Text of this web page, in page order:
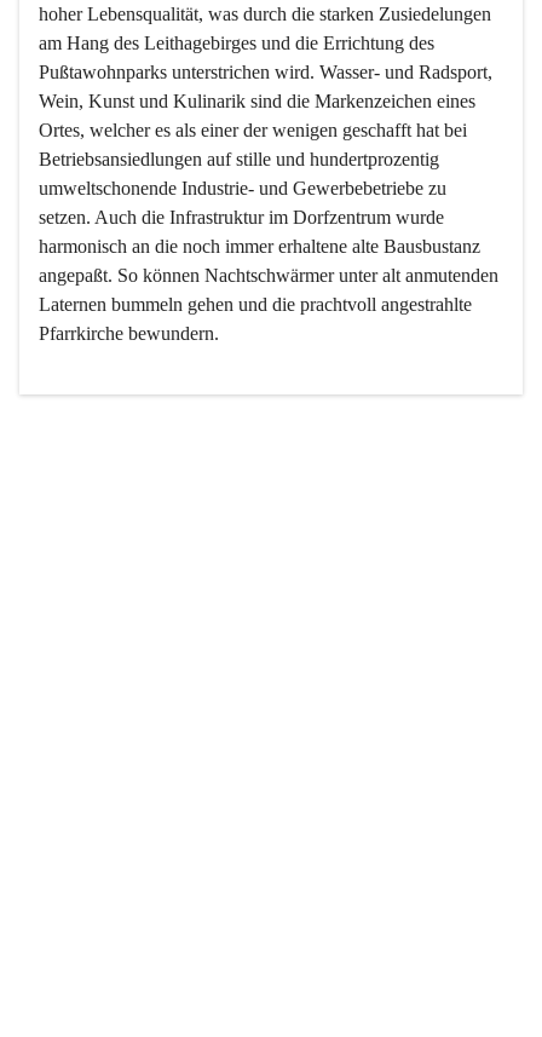
hoher Lebensqualität, was durch die starken Zusiedelungen
am Hang des Leithagebirges und die Errichtung des
Pußtawohnparks unterstrichen wird. Wasser- und Radsport,
Wein, Kunst und Kulinarik sind die Markenzeichen eines
Ortes, welcher es als einer der wenigen geschafft hat bei
Betriebsansiedlungen auf stille und hundertprozentig
umweltschonende Industrie- und Gewerbebetriebe zu
setzen. Auch die Infrastruktur im Dorfzentrum wurde
harmonisch an die noch immer erhaltene alte Bausbustanz
angepaßt. So können Nachtschwärmer unter alt anmutenden
Laternen bummeln gehen und die prachtvoll angestrahlte
Pfarrkirche bewundern.
Der Weinbau dominert heute nicht mehr, ist aber integrativer